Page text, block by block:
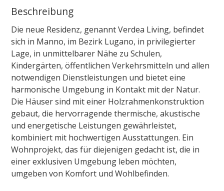
Beschreibung
Die neue Residenz, genannt Verdea Living, befindet
sich in Manno, im Bezirk Lugano, in privilegierter
Lage, in unmittelbarer Nähe zu Schulen,
Kindergärten, öffentlichen Verkehrsmitteln und allen
notwendigen Dienstleistungen und bietet eine
harmonische Umgebung in Kontakt mit der Natur.
Die Häuser sind mit einer Holzrahmenkonstruktion
gebaut, die hervorragende thermische, akustische
und energetische Leistungen gewährleistet,
kombiniert mit hochwertigen Ausstattungen. Ein
Wohnprojekt, das für diejenigen gedacht ist, die in
einer exklusiven Umgebung leben möchten,
umgeben von Komfort und Wohlbefinden.